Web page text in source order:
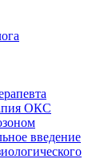
ОКС
введение